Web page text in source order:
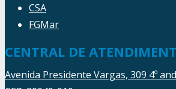
CSA
FGMar
CENTRAL DE
Avenida Presidente Vargas, 309 4º